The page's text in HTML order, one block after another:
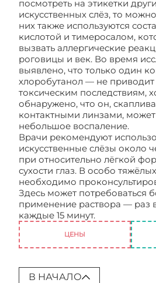
посмотреть на этикетки
искусственных слёз, то
них также используются
кислотой и тимеросалом,
вызвать аллергические
роговицы и век. Во время
выявлено, что только один
хлоробутанол — не
токсическим последствиям,
обнаружено, что он,
контактными линзами, может
небольшое воспаление.
Врачи рекомендуют
искусственные слёзы около
при относительно лёгкой
сухости глаз. В особо
необходимо
Здесь может потребоваться
применение раствора — раз
каждые 15 минут.
ЦЕНЫ
В НАЧАЛО